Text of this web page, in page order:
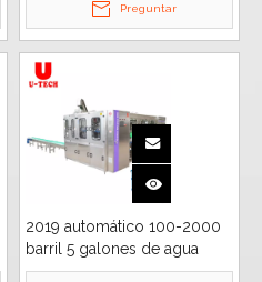
Preguntar
2019 automático 100-2000
barril 5 galones de agua
pura que se lava, llenado y